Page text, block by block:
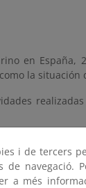
en España,
la
i de tercers
de navegació.
a més